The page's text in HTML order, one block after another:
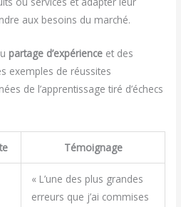
aux besoins du marché.
partage d’expérience et des
exemples de réussites
de l’apprentissage tiré d’échecs
Témoignage
« L’une des plus grandes
erreurs que j’ai commises